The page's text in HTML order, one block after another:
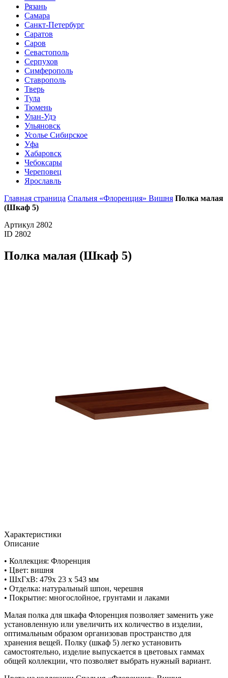
Рязань
Самара
Санкт-Петербург
Саратов
Саров
Севастополь
Серпухов
Симферополь
Ставрополь
Тверь
Тула
Тюмень
Улан-Удэ
Ульяновск
Усолье Сибирское
Уфа
Хабаровск
Чебоксары
Череповец
Ярославль
Главная страница Спальня «Флоренция» Вишня Полка малая
(Шкаф 5)
Артикул 2802
ID 2802
Полка малая (Шкаф 5)
Характеристики
Описание
• Коллекция: Флоренция
• Цвет: вишня
• ШxГхВ: 479х 23 х 543 мм
• Отделка: натуральный шпон, черешня
• Покрытие: многослойное, грунтами и лаками
Малая полка для шкафа Флоренция позволяет заменить уже
установленную или увеличить их количество в изделии,
оптимальным образом организовав пространство для
хранения вещей. Полку (шкаф 5) легко установить
самостоятельно, изделие выпускается в цветовых гаммах
общей коллекции, что позволяет выбрать нужный вариант.